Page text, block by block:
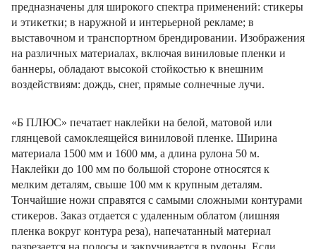
предназначены для широкого спектра применений: стикеры
и этикетки; в наружной и интерьерной рекламе; в
выставочном и транспортном брендировании. Изображения
на различных материалах, включая виниловые пленки и
баннеры, обладают высокой стойкостью к внешним
воздействиям: дождь, снег, прямые солнечные лучи.
«Б ПЛЮС» печатает наклейки на белой, матовой или
глянцевой самоклеящейся виниловой пленке. Ширина
материала 1500 мм и 1600 мм, а длина рулона 50 м.
Наклейки до 100 мм по большой стороне относятся к
мелким деталям, свыше 100 мм к крупным деталям.
Тончайшие ножи справятся с самыми сложными контурами
стикеров. Заказ отдается с удаленным облатом (лишняя
пленка вокруг контура реза), напечатанный материал
разрезается на полосы и закручивается в рулоны. Если